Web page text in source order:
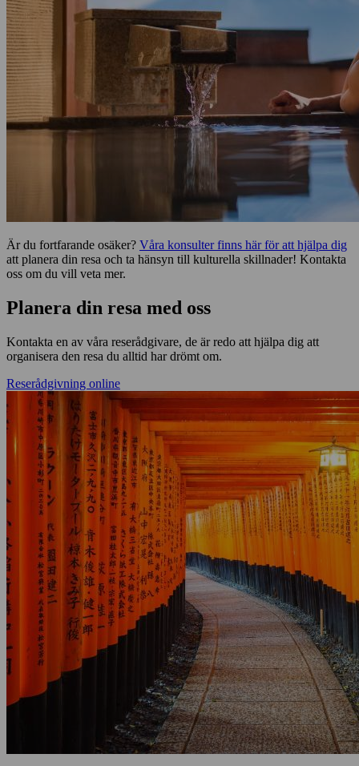
Är du fortfarande osäker? Våra konsulter finns här för att hjälpa dig
att planera din resa och ta hänsyn till kulturella skillnader! Kontakta
oss om du vill veta mer.
Planera din resa med oss
Kontakta en av våra reserådgivare, de är redo att hjälpa dig att
organisera den resa du alltid har drömt om.
Reserådgivning online